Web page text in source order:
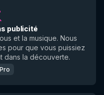
publicité
et la musique. Nous
pour que vous puissiez
dans la découverte.